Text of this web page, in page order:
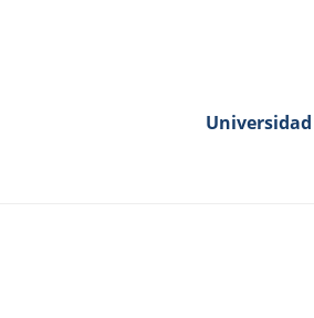
Universidad